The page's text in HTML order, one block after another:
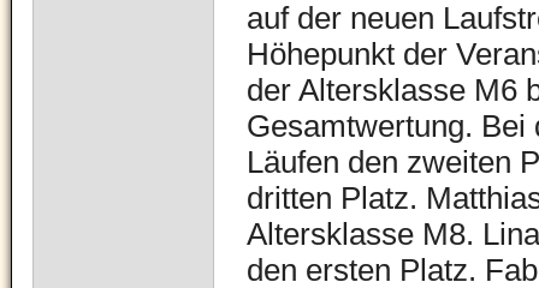
auf der neuen
Höhepunkt der
der Altersklasse M6
Gesamtwertung.
Läufen den zweiten
dritten Platz.
Altersklasse M8.
den ersten Platz.